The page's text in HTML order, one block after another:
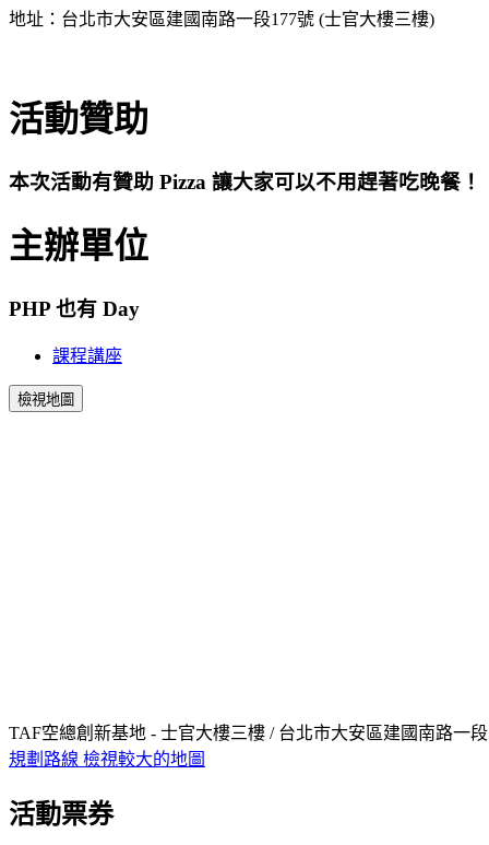
地址：台北市大安區建國南路一段177號 (士官大樓三樓)
活動贊助
本次活動有贊助 Pizza 讓大家可以不用趕著吃晚餐！
主辦單位
PHP 也有 Day
課程講座
檢視地圖
TAF空總創新基地 - 士官大樓三樓 / 台北市大安區建國南路一
規劃路線 檢視較大的地圖
活動票券